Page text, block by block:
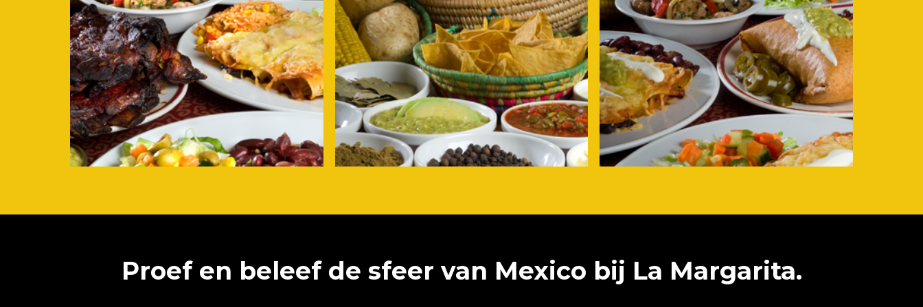
Proef en beleef de sfeer van Mexico bij La Margarita.